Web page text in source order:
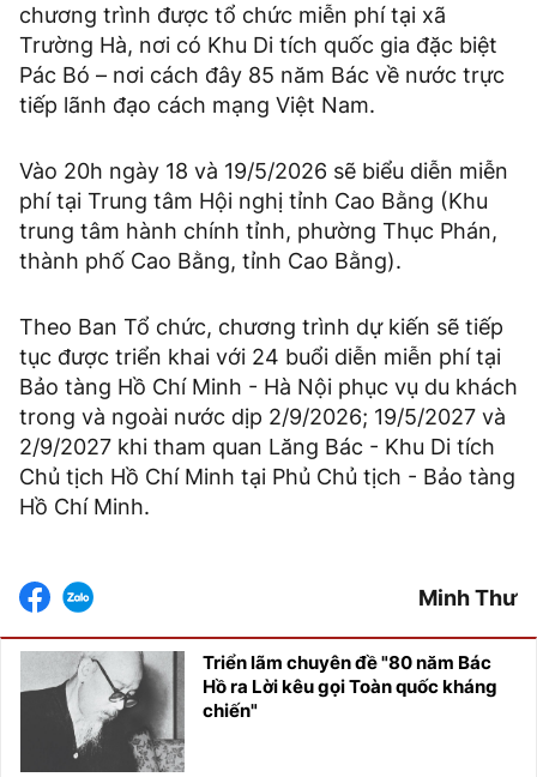
chương trình được tổ chức miễn phí tại xã
Trường Hà, nơi có Khu Di tích quốc gia đặc biệt
Pác Bó – nơi cách đây 85 năm Bác về nước trực
tiếp lãnh đạo cách mạng Việt Nam.
Vào 20h ngày 18 và 19/5/2026 sẽ biểu diễn miễn
phí tại Trung tâm Hội nghị tỉnh Cao Bằng (Khu
trung tâm hành chính tỉnh, phường Thục Phán,
thành phố Cao Bằng, tỉnh Cao Bằng).
Theo Ban Tổ chức, chương trình dự kiến sẽ tiếp
tục được triển khai với 24 buổi diễn miễn phí tại
Bảo tàng Hồ Chí Minh - Hà Nội phục vụ du khách
trong và ngoài nước dịp 2/9/2026; 19/5/2027 và
2/9/2027 khi tham quan Lăng Bác - Khu Di tích
Chủ tịch Hồ Chí Minh tại Phủ Chủ tịch - Bảo tàng
Hồ Chí Minh.
Minh Thư
Triển lãm chuyên đề "80 năm Bác
Hồ ra Lời kêu gọi Toàn quốc kháng
chiến"